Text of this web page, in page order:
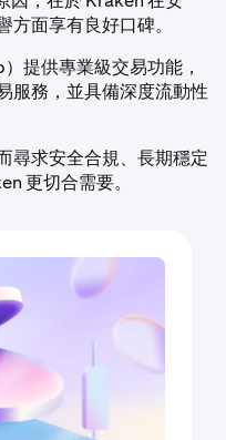
方面享有良好口碑。
提供專業級交易功能，
服務，並具備深度流動性
尋求安全合規、長期穩定
更切合需要。